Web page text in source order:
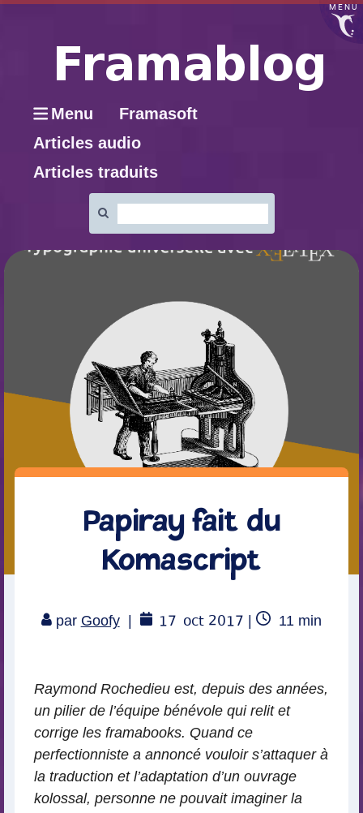
MENU
Menu
Framasoft
Articles audio
Articles traduits
:
Papiray fait du
Komascript
par Goofy 17 oct 2017 |
Temps
11 min
Raymond Rochedieu est, depuis des années,
un pilier de l’équipe bénévole qui relit et
corrige les framabooks. Quand ce
perfectionniste a annoncé vouloir s’attaquer à
la traduction et l’adaptation d’un ouvrage
kolossal, personne ne pouvait imaginer la